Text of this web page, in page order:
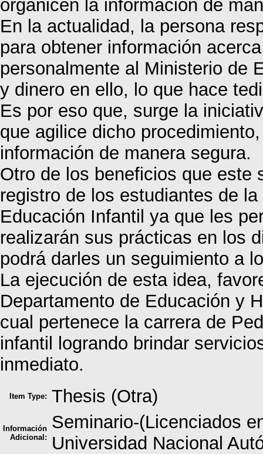
organicen la información de
En la actualidad, la persona
para obtener información
personalmente al Ministerio de
y dinero en ello, lo que hace
Es por eso que, surge la
que agilice dicho
información de manera segura.
Otro de los beneficios que este
registro de los estudiantes de
Educación Infantil ya que les
realizarán sus prácticas en los
podrá darles un seguimiento a
La ejecución de esta idea,
Departamento de Educación y
cual pertenece la carrera de
infantil logrando brindar
inmediato.
Item Type: Thesis (Otra)
Información
Adicional:
Seminario-(Licenciados
Universidad Nacional